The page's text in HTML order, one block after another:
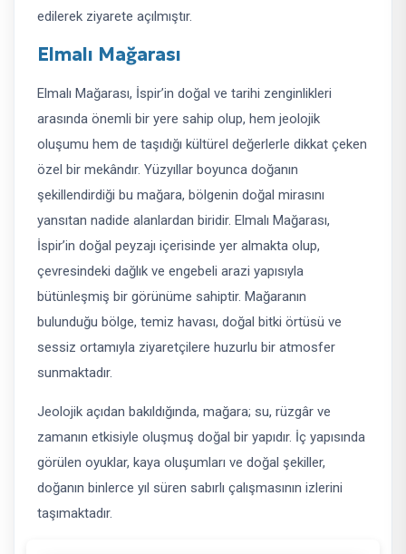
edilerek ziyarete açılmıştır.
Elmalı Mağarası
Elmalı Mağarası, İspir’in doğal ve tarihi zenginlikleri
arasında önemli bir yere sahip olup, hem jeolojik
oluşumu hem de taşıdığı kültürel değerlerle dikkat çeken
özel bir mekândır. Yüzyıllar boyunca doğanın
şekillendirdiği bu mağara, bölgenin doğal mirasını
yansıtan nadide alanlardan biridir. Elmalı Mağarası,
İspir’in doğal peyzajı içerisinde yer almakta olup,
çevresindeki dağlık ve engebeli arazi yapısıyla
bütünleşmiş bir görünüme sahiptir. Mağaranın
bulunduğu bölge, temiz havası, doğal bitki örtüsü ve
sessiz ortamıyla ziyaretçilere huzurlu bir atmosfer
sunmaktadır.
Jeolojik açıdan bakıldığında, mağara; su, rüzgâr ve
zamanın etkisiyle oluşmuş doğal bir yapıdır. İç yapısında
görülen oyuklar, kaya oluşumları ve doğal şekiller,
doğanın binlerce yıl süren sabırlı çalışmasının izlerini
taşımaktadır.